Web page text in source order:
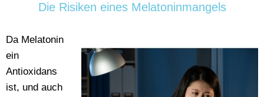
Die Risiken eines Melatoninmangels
Da Melatonin
ein
Antioxidans
ist, und auch